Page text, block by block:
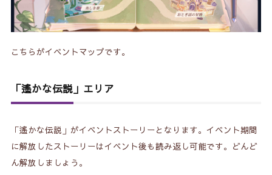
こちらがイベントマップです。
「遙かな伝説」エリア
「遙かな伝説」 がイベントストーリーとなります。イベント期間
に解放したストーリーはイベント後も読み返し可能です。どんど
ん解放しましょう。